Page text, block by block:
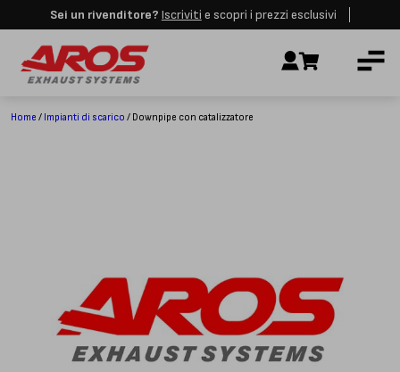
Sei un rivenditore? Iscriviti e scopri i prezzi esclusivi
IMPIANTI DI SCARICO
CUSTOMER SERVICE
+39 348 4420254
Lunedì – Venerdì
8.00 – 18.00
Home / Impianti di scarico / Downpipe con catalizzatore
Aros rimarrà chiusa per le festività dall'8 al 23 Agosto. I nuovi ordini